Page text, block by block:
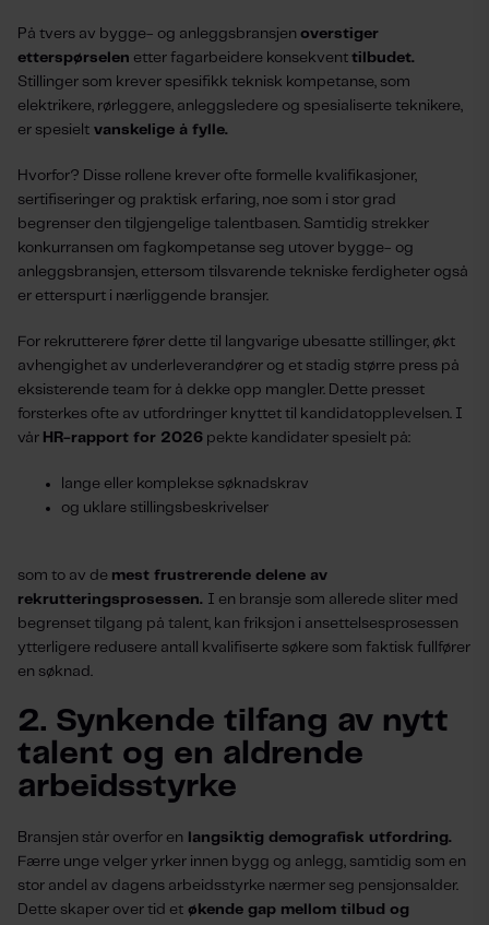
På tvers av bygge- og anleggsbransjen overstiger
etterspørselen etter fagarbeidere konsekvent tilbudet.
Stillinger som krever spesifikk teknisk kompetanse, som
elektrikere, rørleggere, anleggsledere og spesialiserte teknikere,
er spesielt vanskelige å fylle.
Hvorfor? Disse rollene krever ofte formelle kvalifikasjoner,
sertifiseringer og praktisk erfaring, noe som i stor grad
begrenser den tilgjengelige talentbasen. Samtidig strekker
konkurransen om fagkompetanse seg utover bygge- og
anleggsbransjen, ettersom tilsvarende tekniske ferdigheter også
er etterspurt i nærliggende bransjer.
For rekrutterere fører dette til langvarige ubesatte stillinger, økt
avhengighet av underleverandører og et stadig større press på
eksisterende team for å dekke opp mangler. Dette presset
forsterkes ofte av utfordringer knyttet til kandidatopplevelsen. I
vår HR-rapport for 2026 pekte kandidater spesielt på:
lange eller komplekse søknadskrav
og uklare stillingsbeskrivelser
som to av de mest frustrerende delene av
rekrutteringsprosessen. I en bransje som allerede sliter med
begrenset tilgang på talent, kan friksjon i ansettelsesprosessen
ytterligere redusere antall kvalifiserte søkere som faktisk fullfører
en søknad.
2. Synkende tilfang av nytt
talent og en aldrende
arbeidsstyrke
Bransjen står overfor en langsiktig demografisk utfordring.
Færre unge velger yrker innen bygg og anlegg, samtidig som en
stor andel av dagens arbeidsstyrke nærmer seg pensjonsalder.
Dette skaper over tid et økende gap mellom tilbud og